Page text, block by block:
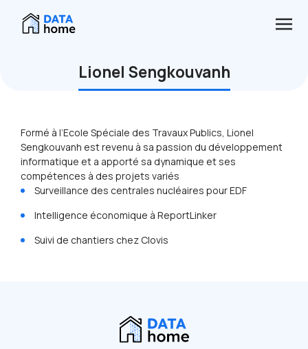
Lionel Sengkouvanh
Formé à l’Ecole Spéciale des Travaux Publics, Lionel
Sengkouvanh est revenu à sa passion du développement
informatique et a apporté sa dynamique et ses
compétences à des projets variés
Surveillance des centrales nucléaires pour EDF
Intelligence économique à ReportLinker
Suivi de chantiers chez Clovis